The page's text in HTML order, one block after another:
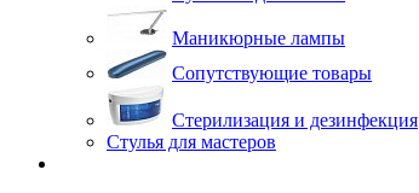
Маникюрные лампы
Сопутствующие товары
Стерилизация и дезинфекция
Стулья для мастеров